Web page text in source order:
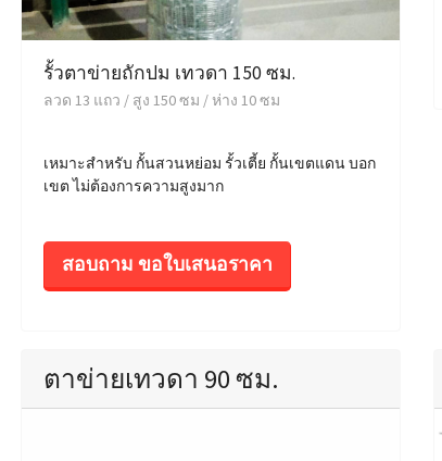
รั้วตาข่ายถักปม เทวดา 150 ซม.
ลวด 13 แถว / สูง 150 ซม / ห่าง 10 ซม
เหมาะสำหรับ กั้นสวนหย่อม รั้วเตี้ย กั้นเขตแดน บอก
เขต ไม่ต้องการความสูงมาก
สอบถาม ขอใบเสนอราคา
ตาข่ายเทวดา 90 ซม.